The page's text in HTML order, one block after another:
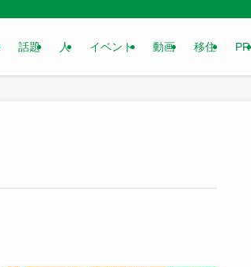
話題 人 イベント 動画 移住 PR